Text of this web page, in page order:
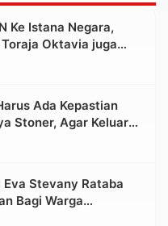
Ke Istana Negara,
Oktavia juga
Mahasiswa
Ada Kepastian
Stoner, Agar Keluarga
Trauma dan
Eva Stevany Rataba
Bagi Warga
di Buntu Pepasan